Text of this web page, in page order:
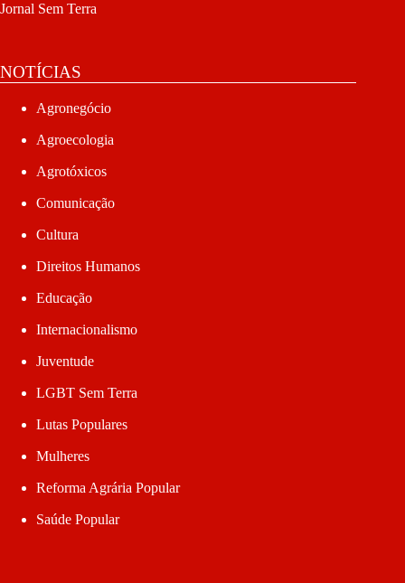
Jornal Sem Terra
NOTÍCIAS
Agronegócio
Agroecologia
Agrotóxicos
Comunicação
Cultura
Direitos Humanos
Educação
Internacionalismo
Juventude
LGBT Sem Terra
Lutas Populares
Mulheres
Reforma Agrária Popular
Saúde Popular